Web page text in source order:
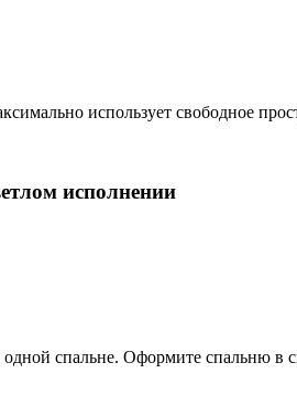
использует свободное
исполнении
спальне. Оформите спальню в